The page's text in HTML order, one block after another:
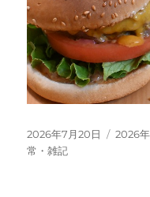
投
稿
2026年7月20日
カ
2026年
常・雑記